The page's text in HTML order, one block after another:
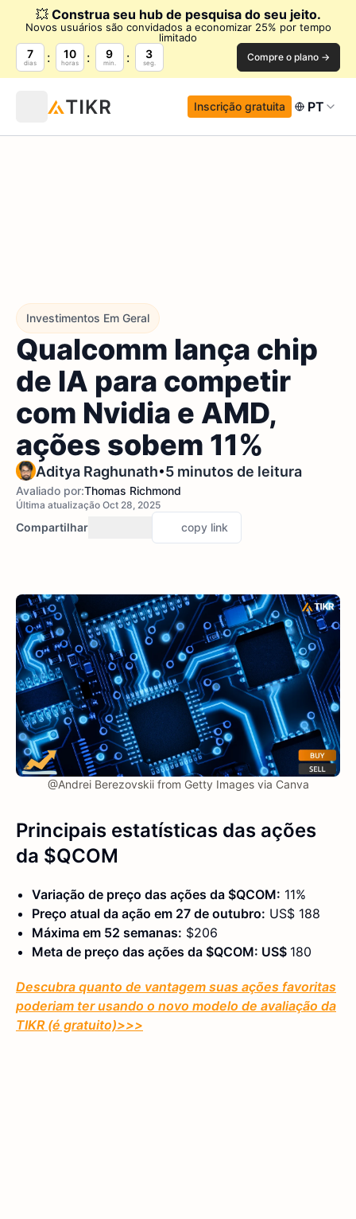
💥 Construa seu hub de pesquisa do seu jeito.
Novos usuários são convidados a economizar 25% por tempo
limitado
7
dias
10
horas
9
min.
2
seg. Compre o plano →
Inscrição gratuita PT
Investimentos Em Geral
Qualcomm lança chip
de IA para competir
com Nvidia e AMD,
ações sobem 11%
Aditya Raghunath•5 minutos de leitura
Avaliado por:Thomas Richmond
Última atualização Oct 28, 2025
Compartilhar copy link
@Andrei Berezovskii from Getty Images via Canva
Principais estatísticas das ações
da $QCOM
Variação de preço das ações da $QCOM: 11%
Preço atual da ação em 27 de outubro: US$ 188
Máxima em 52 semanas: $206
Meta de preço das ações da $QCOM: US$ 180
Descubra quanto de vantagem suas ações favoritas
poderiam ter usando o novo modelo de avaliação da
TIKR (é gratuito)>>>